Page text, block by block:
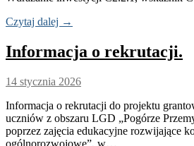
Czytaj dalej →
Informacja o rekrutacji.
14 stycznia 2026
Informacja o rekrutacji do projektu
uczniów z obszaru LGD „Pogórze
poprzez zajęcia edukacyjne rozwijające
ogólnorozwojowe”, w…